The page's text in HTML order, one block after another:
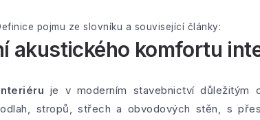
pojmu ze slovníku a související články:
akustického komfortu
je v moderním stavebnictví důležitým
stropů, střech a obvodových stěn, s